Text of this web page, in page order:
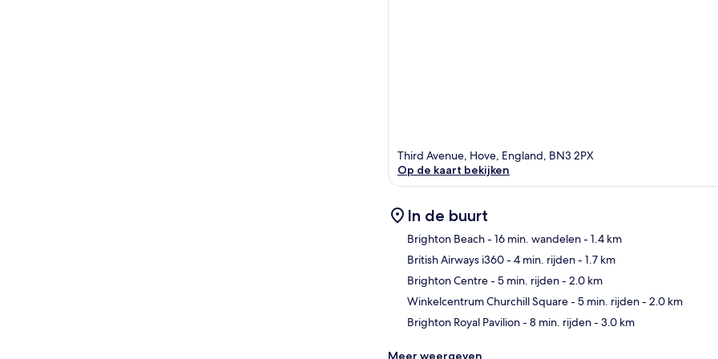
Third Avenue, Hove, England, BN3 2PX
Op de kaart bekijken
In de buurt
Brighton Beach- 16 min. wandelen- 1.4 km
British Airways i360- 4 min. rijden- 1.7 km
Brighton Centre- 5 min. rijden- 2.0 km
Winkelcentrum Churchill Square- 5 min. rijden- 2.0 km
Brighton Royal Pavilion- 8 min. rijden- 3.0 km
Meer weergeven